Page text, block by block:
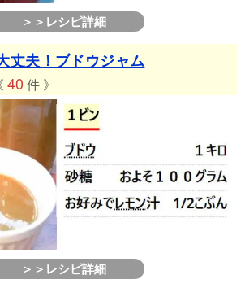
＞＞レシピ詳細
丈夫！ブドウジャム
40 件 》
＞＞レシピ詳細